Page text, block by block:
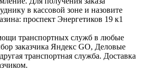
в кассовой зоне и назовите
проспект Энергетиков 19 к1
транспортных служб в любые
заказчика Яндекс GO, Деловые
транспортная служба. Доставка